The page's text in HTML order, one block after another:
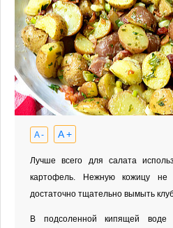
A - A +
Лучше всего для салата
картофель. Нежную кожицу не
достаточно тщательно вымыть
В подсоленной кипящей воде